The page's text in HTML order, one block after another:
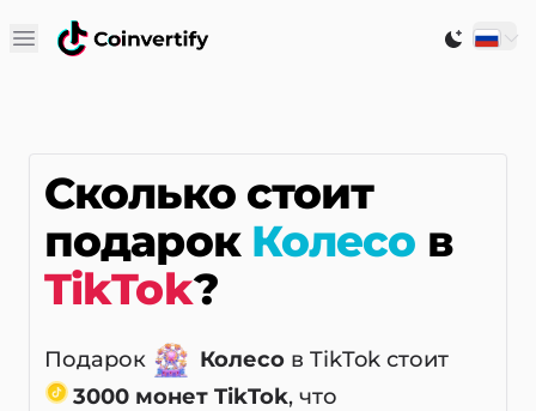
Open main menu
Switch
Сколько стоит
подарок Колесо в
TikTok?
Подарок Колесо в TikTok стоит
3000 монет TikTok, что